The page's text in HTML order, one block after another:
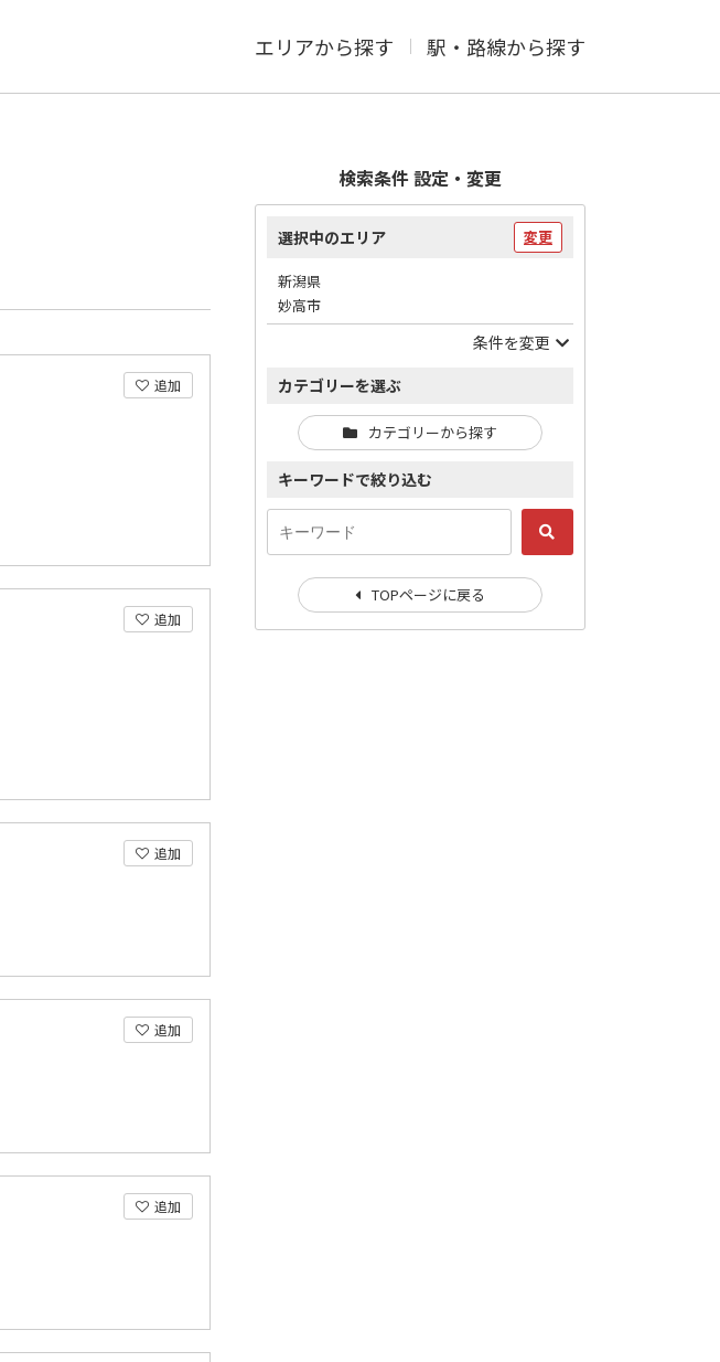
エリアから探す 駅・路線から探す
追加
追加
追加
追加
追加
検索条件 設定・変更
選択中のエリア 変更
新潟県
妙高市
条件を変更
カテゴリーを選ぶ
カテゴリーから探す
キーワードで絞り込む
TOPページに戻る